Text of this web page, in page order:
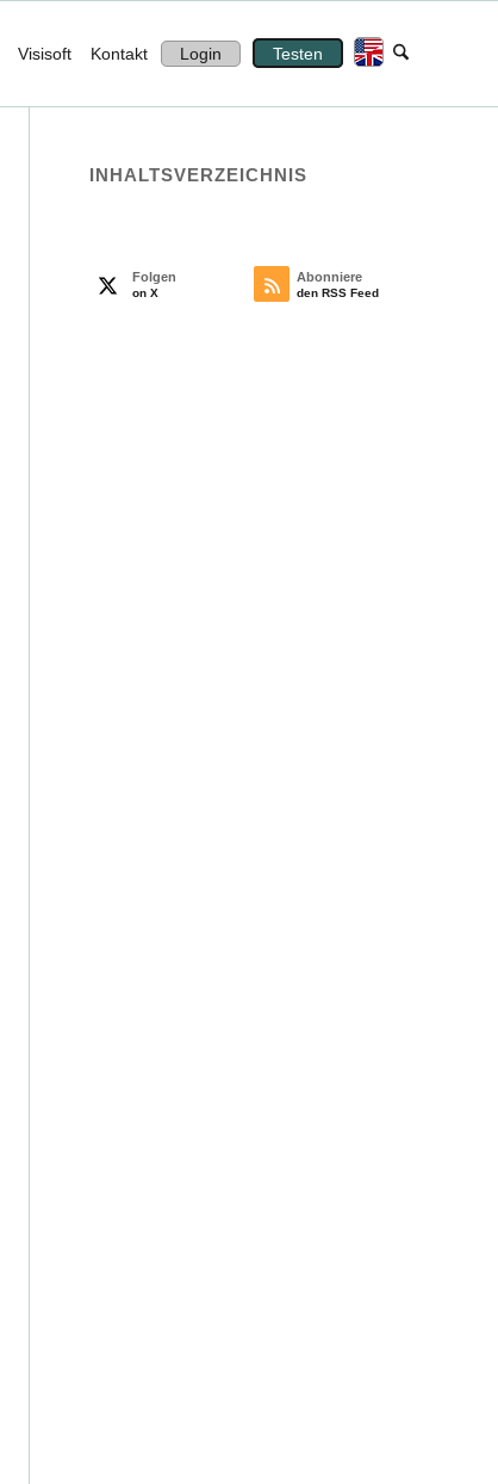
Visisoft Kontakt Login Testen
INHALTS­VERZEICHNIS
Folgen
on X
Abonniere
den RSS Feed